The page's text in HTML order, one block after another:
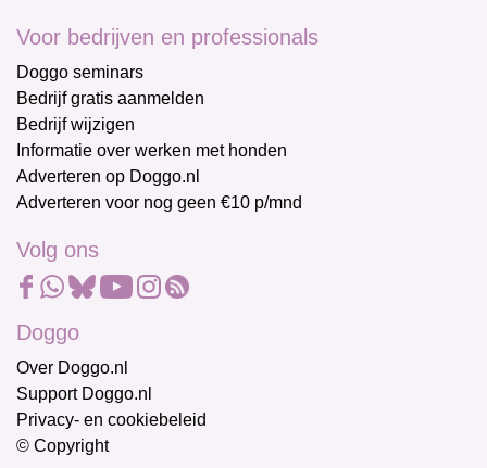
Voor bedrijven en professionals
Doggo seminars
Bedrijf gratis aanmelden
Bedrijf wijzigen
Informatie over werken met honden
Adverteren op Doggo.nl
Adverteren voor nog geen €10 p/mnd
Volg ons
Doggo
Over Doggo.nl
Support Doggo.nl
Privacy- en cookiebeleid
© Copyright